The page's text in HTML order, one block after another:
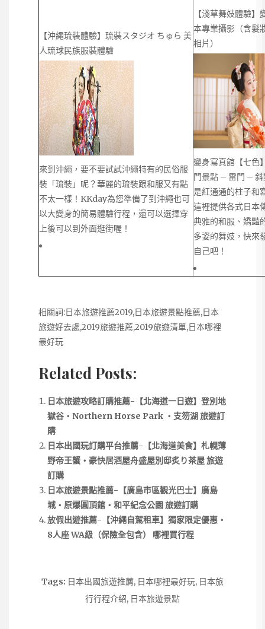
【沖繩琉裝體驗】琉裝スタジオ ちゅら 美
人琉球民族服裝體驗
來到沖繩，要不要試試沖繩特有的民俗服
裝「琉裝」呢？華麗的琉裝跟和服又有點
不太一樣！KKday為您準備了到沖繩也可
以大變身的簡易體驗行程，還可以選擇穿
上後可以到外面逛街喔！
【淺草舞妓體驗
本專業攝影（含髮
相片）
變身寫真館【七色
門景點 – 雷門 –
是紅通通的柱子和
這裡提供各式日本
典雅的和服、嬌豔
多姿的舞妓，快來
自己吧！
相關詞:日本旅遊推薦2019,日本旅遊景點推薦,日本
旅遊好去處,2019旅遊推薦,2019旅遊清單,日本哪裡
最好玩
Related Posts:
日本旅遊攻略訂購推薦-【北海道一日遊】登別地
獄谷・Northern Horse Park ・支笏湖 旅遊訂
購
日本出國玩訂購平台推薦-【北海道美食】札幌薄
野帝王蟹・豪快居酒屋舟盛屋別邸炙り茶屋 旅遊
訂購
日本旅遊景點推薦-【廣島市區觀光巴士】廣島
城・原爆圓頂館・和平紀念公園 旅遊訂購
放假出遊推薦-【沖繩自駕租車】獨家限定優惠・
8人座 WA級（保險全包含） 哪裡買行程
Tags: 日本出國旅遊推薦, 日本哪裡最好玩, 日本旅
行行程介紹, 日本旅遊景點